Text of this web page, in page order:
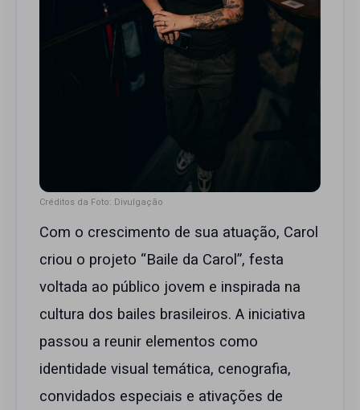
Créditos da Foto: Divulgação
Com o crescimento de sua atuação, Carol
criou o projeto “Baile da Carol”, festa
voltada ao público jovem e inspirada na
cultura dos bailes brasileiros. A iniciativa
passou a reunir elementos como
identidade visual temática, cenografia,
convidados especiais e ativações de